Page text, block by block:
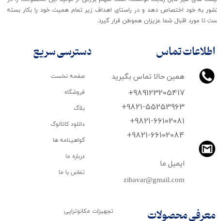
اطلاعات تماس
همین حالا تماس بگیرید
+989123205417
+9821-55253963
+9821-66102081
​​​​​​​+9821-66102084
zibavar@gmail.com
ایمیل ما
به خود اختصاص دهد و در راستای اهداف زیر تمام همیت خود را بکار بسته
تا مورد اقبال شما عزیزان هموطن قرار گیرد​​​​​​​.
صفحه نخست
فروشگاه
بلاگ
دانلود کاتالوگ
گواهینامه ها
درباره ما
تماس با ما
تجهیزات مکانوتراپی
دسترسی سریع
معرفی محصولات